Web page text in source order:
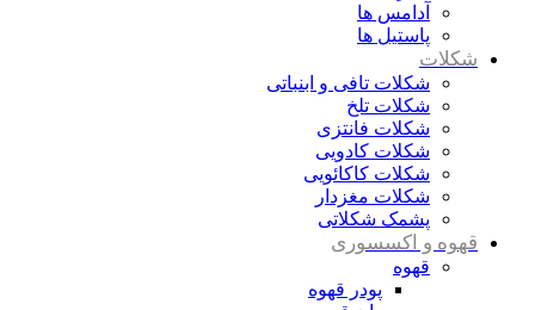
آدامس ها
پاستیل ها
شکلات
شکلات تافی و ابنباتی
شکلات تلخ
شکلات فانتزی
شکلات کادویی
شکلات کاکائویی
شکلات مغزدار
پشمک شکلاتی
قهوه و اکسسوری
قهوه
پودر قهوه